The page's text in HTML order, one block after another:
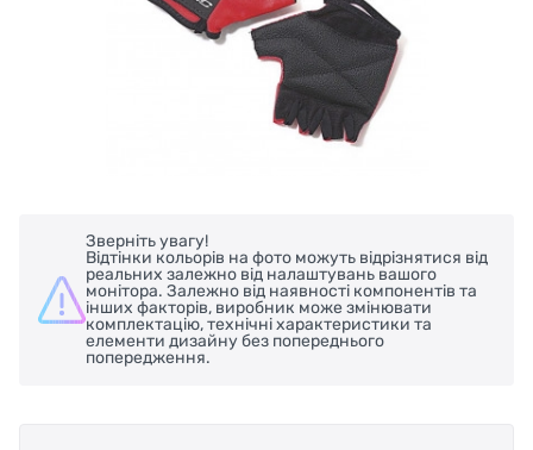
Зверніть увагу!
Відтінки кольорів на фото можуть відрізнятися від
реальних залежно від налаштувань вашого
монітора. Залежно від наявності компонентів та
інших факторів, виробник може змінювати
комплектацію, технічні характеристики та
елементи дизайну без попереднього
попередження.